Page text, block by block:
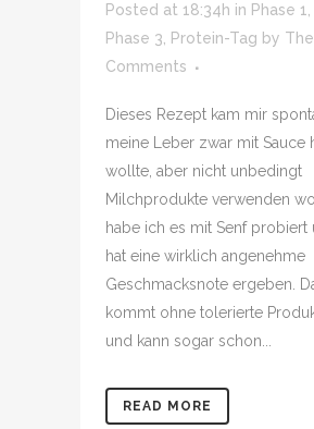
Posted at 18:34h in Phase 1,
Phase 3, Protein-Tag by
Comments
Dieses Rezept kam mir
meine Leber zwar mit Sauce
wollte, aber nicht unbedingt
Milchprodukte verwenden
habe ich es mit Senf probiert
hat eine wirklich angenehme
Geschmacksnote ergeben.
kommt ohne tolerierte
und kann sogar schon...
READ MORE